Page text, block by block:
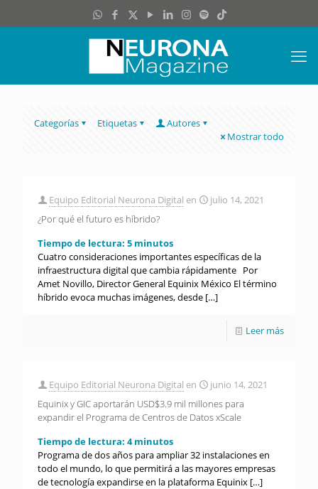
Categorías Etiquetas
Autores
Mostrar todo
Equipo Editorial Neurona Digital en
julio 14, 2021
¿Por qué el futuro es híbrido?
Tiempo de lectura: 5 minutos
Cuatro consideraciones importantes específicas de la
infraestructura digital que cambia rápidamente Por
Amet Novillo, Director General Equinix México El término
híbrido evoca muchas imágenes, desde […]
Leer más
Equipo Editorial Neurona Digital en
junio 14, 2021
Equinix y GIC aportarán USD$3.9 mil millones para
expandir el Programa de Centros de Datos xScale
Tiempo de lectura: 4 minutos
Programa de dos años para ampliar 32 instalaciones en
todo el mundo, lo que permitirá a las mayores empresas
de tecnología expandirse en la plataforma Equinix […]